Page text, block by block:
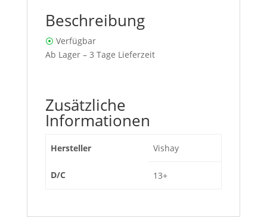
Beschreibung
⦿ Verfügbar
Ab Lager – 3 Tage Lieferzeit
Zusätzliche
Informationen
Hersteller Vishay
D/C 13+